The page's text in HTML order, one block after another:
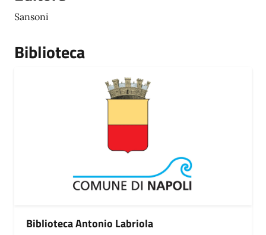
Sansoni
Biblioteca
Biblioteca Antonio Labriola